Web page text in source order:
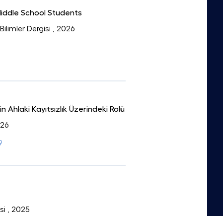
School Students
Dergisi , 2026
Kayıtsızlık Üzerindeki Rolü
, 2025